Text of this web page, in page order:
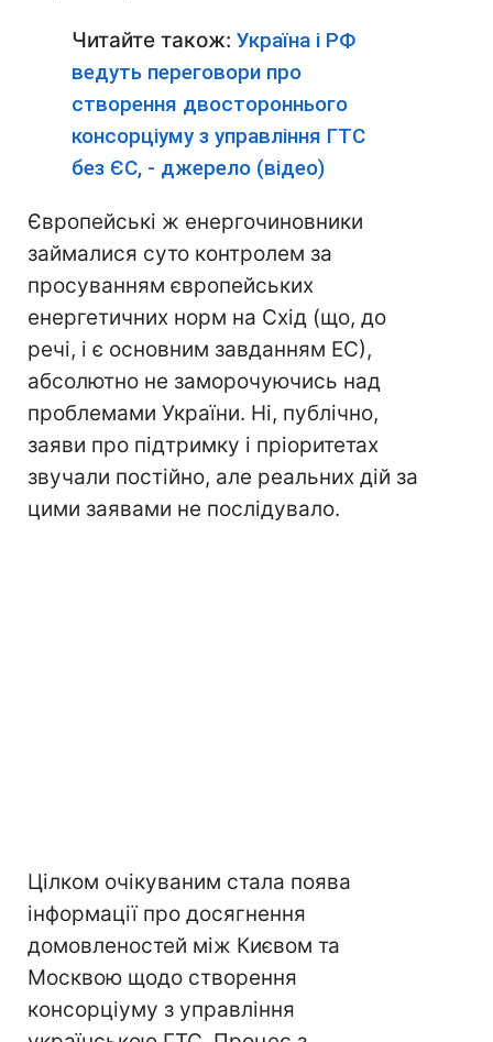
Читайте також: Україна і РФ
ведуть переговори про
створення двостороннього
консорціуму з управління ГТС
без ЄС, - джерело (відео)
Європейські ж енергочиновники
займалися суто контролем за
просуванням європейських
енергетичних норм на Схід (що, до
речі, і є основним завданням ЕС),
абсолютно не заморочуючись над
проблемами України. Ні, публічно,
заяви про підтримку і пріоритетах
звучали постійно, але реальних дій за
цими заявами не послідувало.
Цілком очікуваним стала поява
інформації про досягнення
домовленостей між Києвом та
Москвою щодо створення
консорціуму з управління